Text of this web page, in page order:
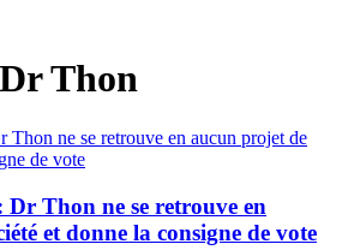
Dr Thon
Dr Thon ne se retrouve en
et donne la consigne de vote